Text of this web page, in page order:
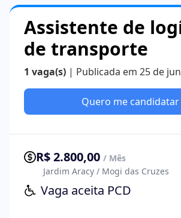
Assistente de
de transporte
1 vaga(s) | Publicada em 25 de
Quero me candidatar
R$ 2.800,00 / Mês
Jardim Aracy / Mogi das Cruzes
Vaga aceita PCD